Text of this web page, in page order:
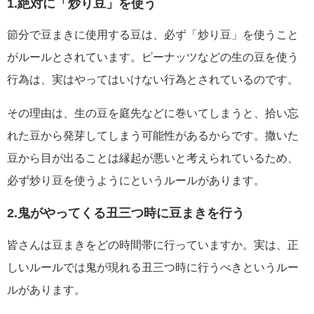
節分で豆まきに使用する豆は、必ず「炒り豆」を使うこと
がルールとされています。ピーナッツなどの生の豆を使う
行為は、実はやってはいけない行為とされているのです。
その理由は、生の豆を庭先などに巻いてしまうと、拾い忘
れた豆から発芽してしまう可能性があるからです。撒いた
豆から目が出ることは縁起が悪いと考えられているため、
必ず炒り豆を使うようにというルールがあります。
2.鬼がやってくる丑三つ時に豆まきを行う
皆さんは豆まきをどの時間帯に行っていますか。実は、正
しいルールでは鬼が現れる丑三つ時に行うべきというルー
ルがあります。